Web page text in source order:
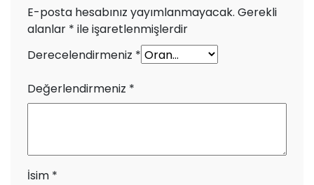
E-posta hesabınız yayımlanmayacak. Gerekli
alanlar * ile işaretlenmişlerdir
Derecelendirmeniz *
Değerlendirmeniz *
İsim *